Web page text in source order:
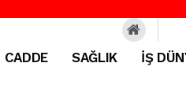
CADDE SAĞLIK İŞ